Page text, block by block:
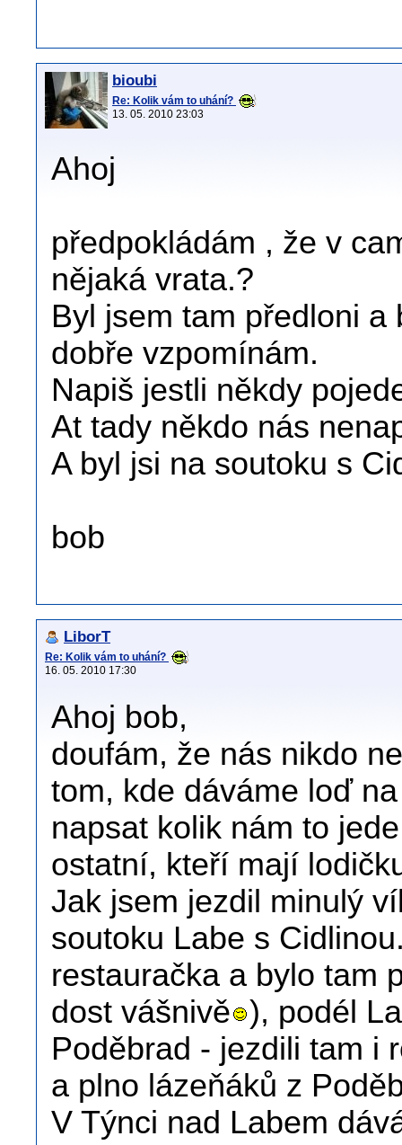
bioubi
Re: Kolik vám to uhání?
13. 05. 2010 23:03
Ahoj
předpokládám , že v
nějaká vrata.?
Byl jsem tam předloni
dobře vzpomínám.
Napiš jestli někdy
At tady někdo nás
A byl jsi na soutoku s
bob
LiborT
Re: Kolik vám to uhání?
16. 05. 2010 17:30
Ahoj bob,
doufám, že nás nikdo
tom, kde dáváme loď
napsat kolik nám to
ostatní, kteří mají
Jak jsem jezdil minulý
soutoku Labe s
restauračka a bylo tam
dost vášnivě ), podél
Poděbrad - jezdili tam i
a plno lázeňáků z
V Týnci nad Labem